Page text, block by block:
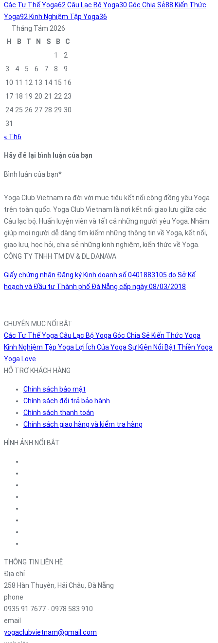
Các Tư Thế Yoga62 Câu Lạc Bộ Yoga30 Góc Chia Sẻ88 Kiến Thức
Yoga92 Kinh Nghiệm Tập Yoga36
Tháng Tám 2026
H
B T N S B
C
1
2
3
4 5 6 7 8
9
10 11 12 13 14 15 16
17 18 19 20 21 22 23
24 25 26 27 28 29 30
31
« Th6
Hãy để lại bình luận của bạn
Bình luận của bạn*
Yoga Club Vietnam ra đời với mục tiêu kết nối cộng đồng yêu Yoga
trên toàn quốc. Yoga Club Vietnam là nơi kết nối giao lưu giữa các
Câu lạc bộ. Huấn luyện viên và tất cả những người yêu Yoga. Nhằm
giúp mọi người dễ dàng tìm kiếm những thông tin về Yoga, kết nối,
giao lưu, học hỏi, chia sẻ những kinh nghiệm, kiến thức về Yoga.
CÔNG TY TNHH TM DV & DL DANAVA
Giấy chứng nhận Đăng ký Kinh doanh số 0401883105 do Sở Kế
hoạch và Đầu tư Thành phố Đà Nẵng cấp ngày 08/03/2018
CHUYÊN MỤC NỔI BẬT
Các Tư Thế Yoga Câu Lạc Bộ Yoga Góc Chia Sẻ Kiến Thức Yoga
Kinh Nghiệm Tập Yoga Lợi Ích Của Yoga Sự Kiện Nổi Bật Thiền Yoga
Yoga Love
HỖ TRỢ KHÁCH HÀNG
Chính sách bảo mật
Chính sách đổi trả bảo hành
Chính sách thanh toán
Chính sách giao hàng và kiểm tra hàng
HÌNH ẢNH NỔI BẬT
THÔNG TIN LIÊN HỆ
Địa chỉ
258 Hàn Thuyên, Hải Châu, Đà Nẵng
phone
0935 91 7677 - 0978 583 910
email
yogaclubvietnam@gmail.com